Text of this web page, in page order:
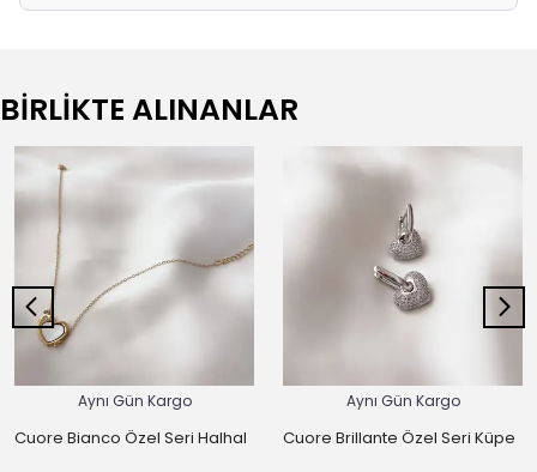
BİRLİKTE ALINANLAR
Aynı Gün Kargo
Cuore Bianco Özel Seri Halhal
Aynı Gün Kargo
Cuore Brillante Özel Seri Küpe